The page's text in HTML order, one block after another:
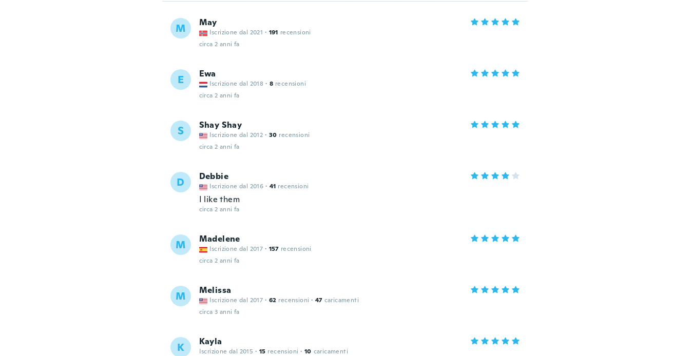
M May
Iscrizione dal 2021 · 191 recensioni
circa 2 anni fa
E Ewa
Iscrizione dal 2018 · 8 recensioni
circa 2 anni fa
S Shay Shay
Iscrizione dal 2012 · 30 recensioni
circa 2 anni fa
D Debbie
Iscrizione dal 2016 · 41 recensioni
I like them
circa 2 anni fa
M Madelene
Iscrizione dal 2017 · 157 recensioni
circa 2 anni fa
M Melissa
Iscrizione dal 2017 · 62 recensioni · 47 caricamenti
circa 3 anni fa
K Kayla
Iscrizione dal 2015 · 15 recensioni · 10 caricamenti